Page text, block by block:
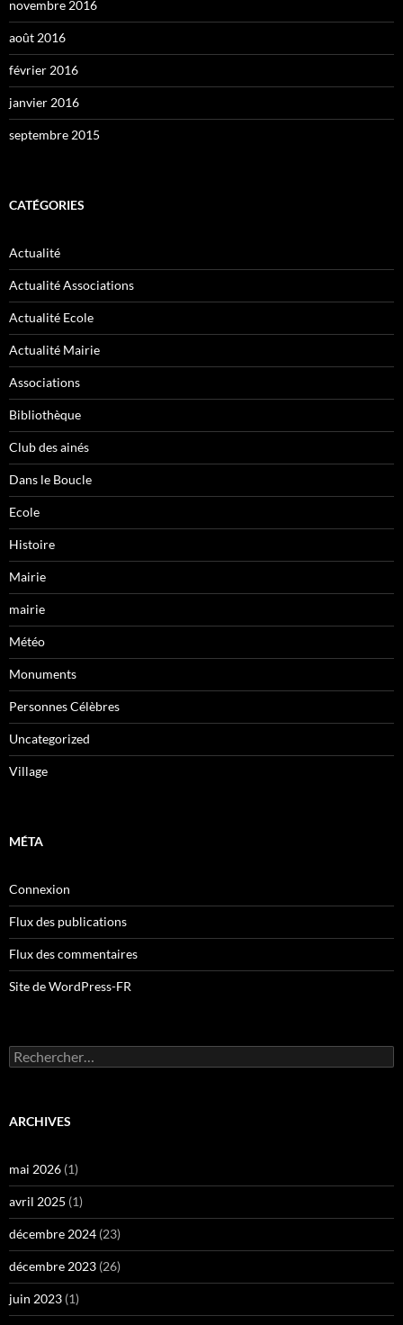
novembre 2016
août 2016
février 2016
janvier 2016
septembre 2015
CATÉGORIES
Actualité
Actualité Associations
Actualité Ecole
Actualité Mairie
Associations
Bibliothèque
Club des ainés
Dans le Boucle
Ecole
Histoire
Mairie
mairie
Météo
Monuments
Personnes Célèbres
Uncategorized
Village
MÉTA
Connexion
Flux des publications
Flux des commentaires
Site de WordPress-FR
Rechercher :
ARCHIVES
mai 2026 (1)
avril 2025 (1)
décembre 2024 (23)
décembre 2023 (26)
juin 2023 (1)